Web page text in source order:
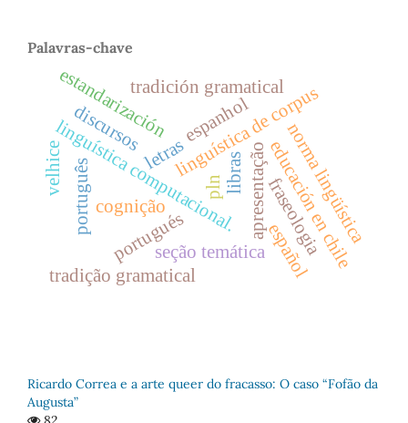
Palavras-chave
linguística de corpus
linguística computacional.
letras apresentação
seção temática
cognição
estandarización
educación en chile
tradición gramatical
norma lingüística
portugués español
tradição gramatical
português
espanhol
libras
fraseologia
pln
velhice
discursos
Ricardo Correa e a arte queer do fracasso: O caso “Fofão da
Augusta”